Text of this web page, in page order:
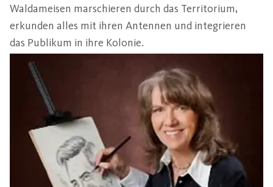
Waldameisen marschieren durch das Territorium,
erkunden alles mit ihren Antennen und integrieren
das Publikum in ihre Kolonie.